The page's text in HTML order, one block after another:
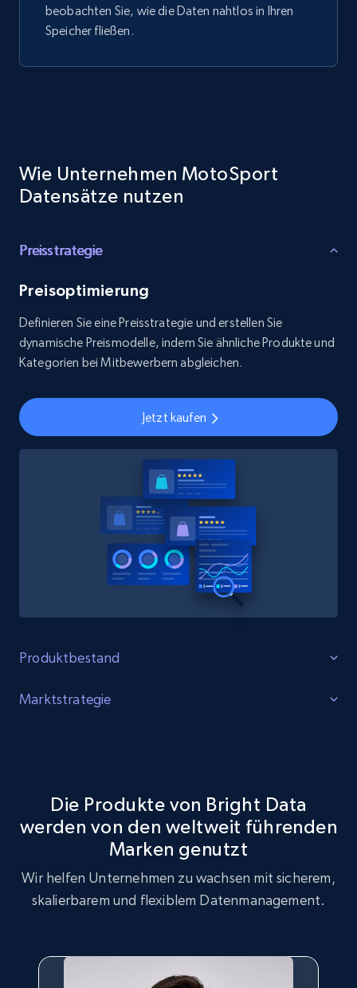
beobachten Sie, wie die Daten nahtlos in Ihren
Speicher fließen.
Wie Unternehmen MotoSport
Datensätze nutzen
Preisstrategie
Preisoptimierung
Definieren Sie eine Preisstrategie und erstellen Sie
dynamische Preismodelle, indem Sie ähnliche Produkte und
Kategorien bei Mitbewerbern abgleichen.
Jetzt kaufen
Produktbestand
Lücken identifizieren
Jetzt kaufen
Marktstrategie
Kundenpräferenzen zu identifizieren.
Die Produkte von Bright Data
werden von den weltweit führenden
Marken genutzt
Wir helfen Unternehmen zu wachsen mit sicherem,
skalierbarem und flexiblem Datenmanagement.